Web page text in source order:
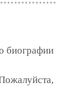
биографии